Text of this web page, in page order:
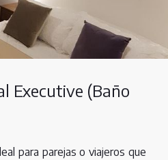
Executive (Baño
para parejas o viajeros que